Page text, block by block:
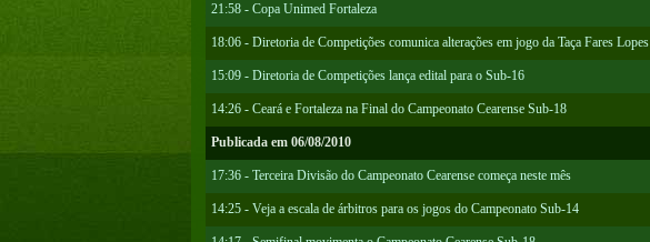
21:58 - Copa Unimed Fortaleza
18:06 - Diretoria de Competições comunica alterações em jogo da Taça Fares Lopes
15:09 - Diretoria de Competições lança edital para o Sub-16
14:26 - Ceará e Fortaleza na Final do Campeonato Cearense Sub-18
Publicada em 06/08/2010
17:36 - Terceira Divisão do Campeonato Cearense começa neste mês
14:25 - Veja a escala de árbitros para os jogos do Campeonato Sub-14